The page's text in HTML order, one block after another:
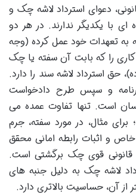
دعوای استرداد لاشه چک و
با یکدیگر ندارند. در هر دو
به تعهدات خود عمل کرده (وجه
را که بابت آن سفته یا چک
حق استرداد لاشه سند را دارد.
و سپس طرح دادخواست
است. تنها تفاوت عمده می
برای مثال، در مورد سفته، جرم
و اثبات رابطه امانی محقق
قوی چک برگشتی است.
لاشه چک به دلیل جنبه های
از آن، حساسیت بالاتری دارد.